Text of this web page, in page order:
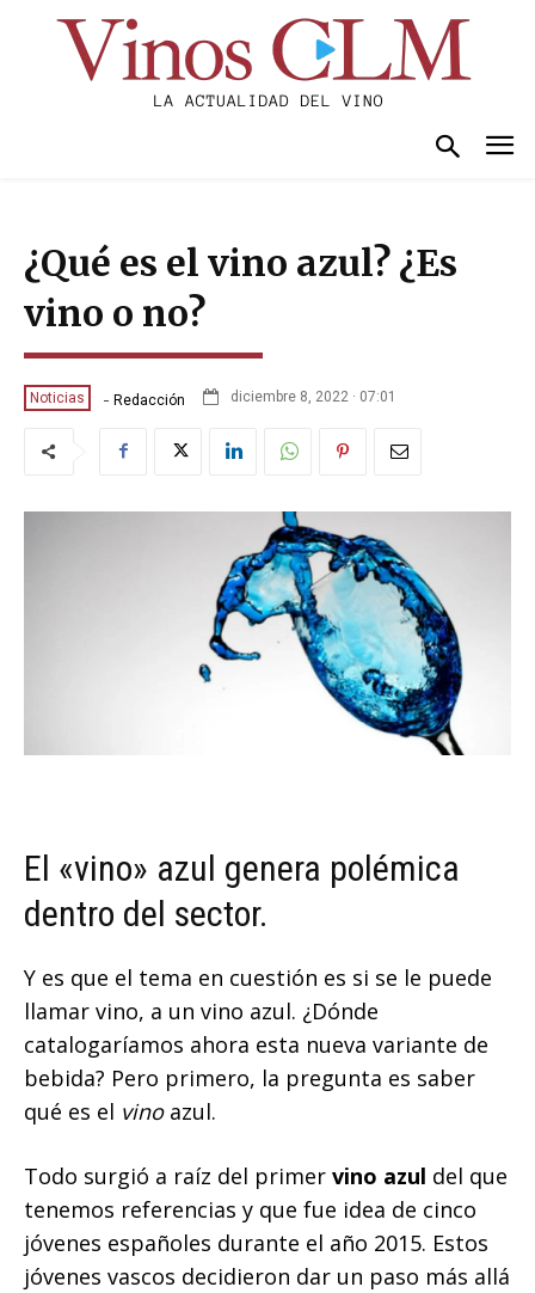
¿Qué es el vino azul? ¿Es
vino o no?
Noticias - Redacción diciembre 8, 2022 · 07:01
El «vino» azul genera polémica
dentro del sector.
Y es que el tema en cuestión es si se le puede
llamar vino, a un vino azul. ¿Dónde
catalogaríamos ahora esta nueva variante de
bebida? Pero primero, la pregunta es saber
qué es el vino azul.
Todo surgió a raíz del primer vino azul del que
tenemos referencias y que fue idea de cinco
jóvenes españoles durante el año 2015. Estos
jóvenes vascos decidieron dar un paso más allá